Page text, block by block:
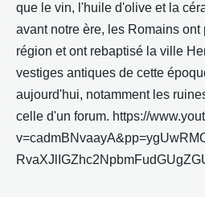
que le vin, l'huile d'olive et la
avant notre ère, les Romains ont
région et ont rebaptisé la ville
vestiges antiques de cette
aujourd'hui, notamment les
celle d'un forum. https://